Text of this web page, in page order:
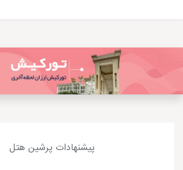
پیشنهادات پرشین هتل